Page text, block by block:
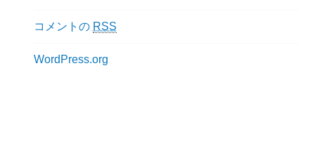
コメントの RSS
WordPress.org